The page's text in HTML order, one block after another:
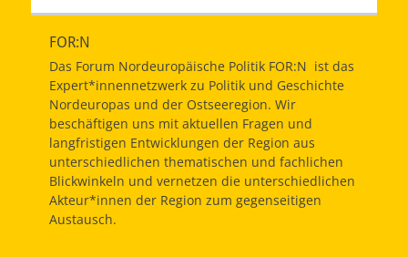
FOR:N
Das Forum Nordeuropäische Politik FOR:N ist das
Expert*innennetzwerk zu Politik und Geschichte
Nordeuropas und der Ostseeregion. Wir
beschäftigen uns mit aktuellen Fragen und
langfristigen Entwicklungen der Region aus
unterschiedlichen thematischen und fachlichen
Blickwinkeln und vernetzen die unterschiedlichen
Akteur*innen der Region zum gegenseitigen
Austausch.